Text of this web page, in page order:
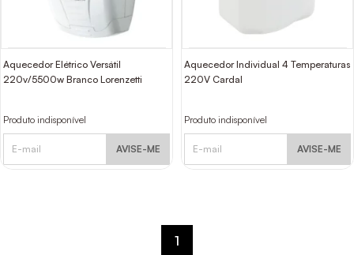
Aquecedor Elétrico Versátil
220v/5500w Branco Lorenzetti
Produto indisponível
AVISE-ME
Aquecedor Individual 4 Temperaturas
220V Cardal
Produto indisponível
AVISE-ME
1